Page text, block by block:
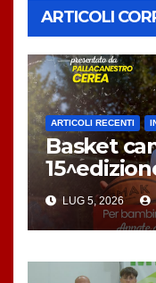
ARTICOLI
ARTICOLI RECENTI
Basket
LUG 5, 2026